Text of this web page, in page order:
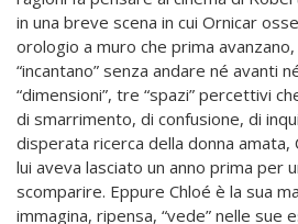
in una breve scena in cui Ornicar
orologio a muro che prima
“incantano” senza andare né avanti
“dimensioni”, tre “spazi” percettivi
di smarrimento, di confusione, di
disperata ricerca della donna
lui aveva lasciato un anno prima per
scomparire. Eppure Chloé è la sua
immagina, ripensa, “vede” nelle sue